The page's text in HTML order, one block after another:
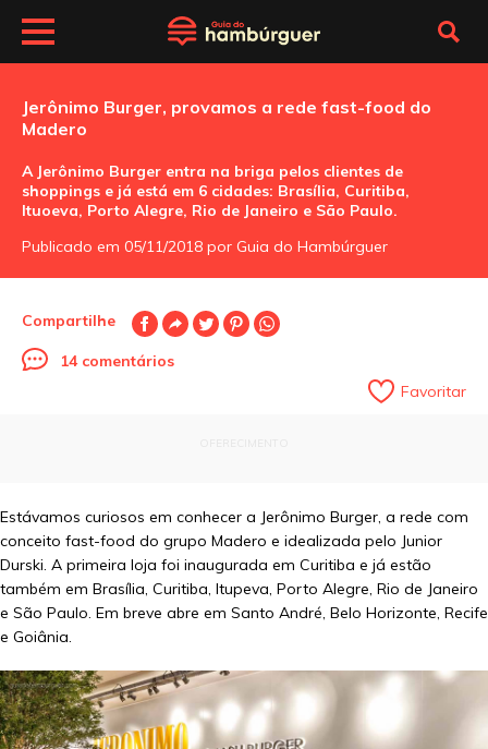
Jerônimo Burger, provamos a rede fast-food do
Madero
A Jerônimo Burger entra na briga pelos clientes de
shoppings e já está em 6 cidades: Brasília, Curitiba,
Ituoeva, Porto Alegre, Rio de Janeiro e São Paulo.
Publicado em 05/11/2018 por Guia do Hambúrguer
Compartilhe
14 comentários
Favoritar
Estávamos curiosos em conhecer a Jerônimo Burger, a rede com
conceito fast-food do grupo Madero e idealizada pelo Junior
Durski. A primeira loja foi inaugurada em Curitiba e já estão
também em Brasília, Curitiba, Itupeva, Porto Alegre, Rio de Janeiro
e São Paulo. Em breve abre em Santo André, Belo Horizonte, Recife
e Goiânia.